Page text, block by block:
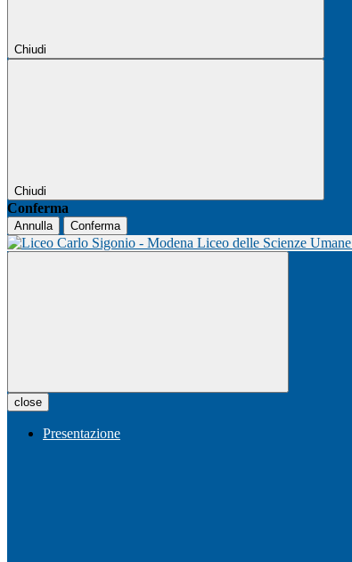
Chiudi
Chiudi
Conferma
Annulla Conferma
Liceo delle Scienze Umane
close
Presentazione